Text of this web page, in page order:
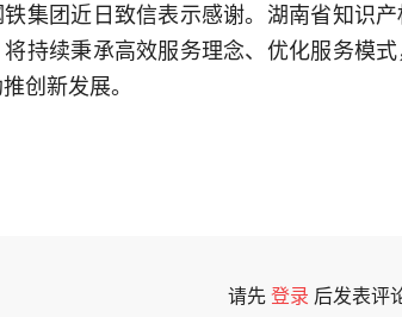
集团近日致信表示感谢。湖南省知识
持续秉承高效服务理念、优化服务模
创新发展。
请先登录 后发表评